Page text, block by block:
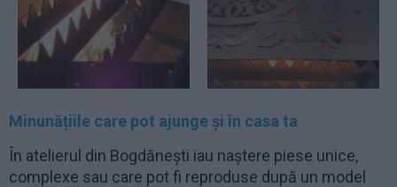
Minunățiile care pot ajunge și în casa ta
În atelierul din Bogdănești iau naștere piese unice,
complexe sau care pot fi reproduse după un model